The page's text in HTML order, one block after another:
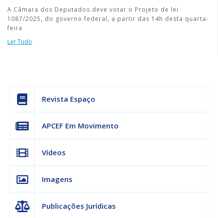
A Câmara dos Deputados deve votar o Projeto de lei
1087/2025, do governo federal, a partir das 14h desta quarta-
feira
Ler Tudo
Revista Espaço
APCEF Em Movimento
Vídeos
Imagens
Publicações Jurídicas